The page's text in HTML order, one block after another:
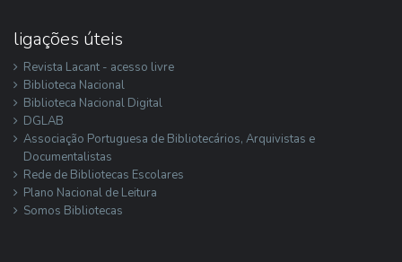
ligações úteis
Revista Lacant - acesso livre
Biblioteca Nacional
Biblioteca Nacional Digital
DGLAB
Associação Portuguesa de Bibliotecários, Arquivistas e
Documentalistas
Rede de Bibliotecas Escolares
Plano Nacional de Leitura
Somos Bibliotecas